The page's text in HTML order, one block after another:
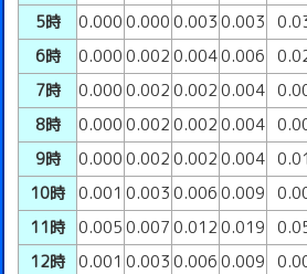
5時
0.000 0.000 0.003 0.003
6時
0.000 0.002 0.0040.006
7時
0.000 0.002 0.002 0.004
8時
0.000 0.002 0.002 0.004
9時
0.000 0.002 0.002 0.004
10時 0.001 0.003 0.006 0.009
11時 0.005 0.007 0.012 0.019
12時 0.001 0.003 0.006 0.009